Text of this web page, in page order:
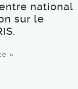
national
sur le
»